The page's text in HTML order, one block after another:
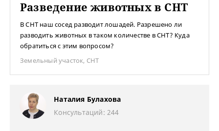
Разведение животных в СНТ
В СНТ наш сосед разводит лошадей. Разрешено ли
разводить животных в таком количестве в СНТ? Куда
обратиться с этим вопросом?
Земельный участок, СНТ
Наталия Булахова
Консультаций: 244